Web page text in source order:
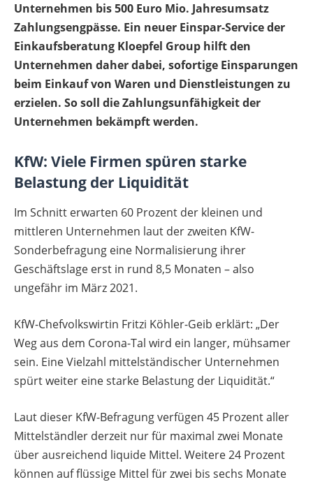
Unternehmen bis 500 Euro Mio. Jahresumsatz
Zahlungsengpässe. Ein neuer Einspar-Service der
Einkaufsberatung Kloepfel Group hilft den
Unternehmen daher dabei, sofortige Einsparungen
beim Einkauf von Waren und Dienstleistungen zu
erzielen. So soll die Zahlungsunfähigkeit der
Unternehmen bekämpft werden.
KfW: Viele Firmen spüren starke
Belastung der Liquidität
Im Schnitt erwarten 60 Prozent der kleinen und
mittleren Unternehmen laut der zweiten KfW-
Sonderbefragung eine Normalisierung ihrer
Geschäftslage erst in rund 8,5 Monaten – also
ungefähr im März 2021.
KfW-Chefvolkswirtin Fritzi Köhler-Geib erklärt: „Der
Weg aus dem Corona-Tal wird ein langer, mühsamer
sein. Eine Vielzahl mittelständischer Unternehmen
spürt weiter eine starke Belastung der Liquidität.“
Laut dieser KfW-Befragung verfügen 45 Prozent aller
Mittelständler derzeit nur für maximal zwei Monate
über ausreichend liquide Mittel. Weitere 24 Prozent
können auf flüssige Mittel für zwei bis sechs Monate